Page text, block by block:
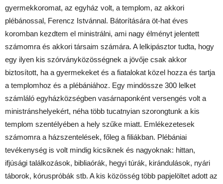
gyermekkoromat, az egyház volt, a templom, az akkori
plébánossal, Ferencz Istvánnal. Bátorítására öt-hat éves
koromban kezdtem el ministrálni, ami nagy élményt jelentett
számomra és akkori társaim számára. A lelkipásztor tudta, hogy
egy ilyen kis szórványközösségnek a jövője csak akkor
biztosított, ha a gyermekeket és a fiatalokat közel hozza és tartja
a templomhoz és a plébániához. Egy mindössze 300 lelket
számláló egyházközségben vasárnaponként versengés volt a
ministránshelyekért, néha több tucatnyian szorongtunk a kis
templom szentélyében a hely szűke miatt. Emlékezetesek
számomra a házszentelések, főleg a filiákban. Plébániai
tevékenység is volt mindig kicsiknek és nagyoknak: hittan,
ifjúsági találkozások, bibliaórák, hegyi túrák, kirándulások, nyári
táborok, kóruspróbák stb. A kis közösség több papjelöltet adott az